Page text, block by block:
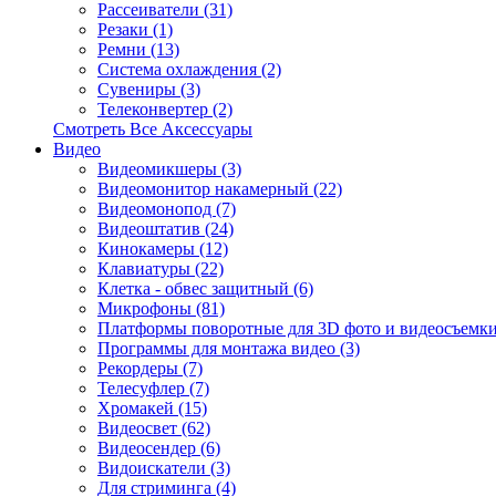
Рассеиватели (31)
Резаки (1)
Ремни (13)
Система охлаждения (2)
Сувениры (3)
Телеконвертер (2)
Смотреть Все Аксессуары
Видео
Видеомикшеры (3)
Видеомонитор накамерный (22)
Видеомонопод (7)
Видеоштатив (24)
Кинокамеры (12)
Клавиатуры (22)
Клетка - обвес защитный (6)
Микрофоны (81)
Платформы поворотные для 3D фото и
Программы для монтажа видео (3)
Рекордеры (7)
Телесуфлер (7)
Хромакей (15)
Видеосвет (62)
Видеосендер (6)
Видоискатели (3)
Для стриминга (4)